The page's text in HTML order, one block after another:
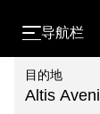
导航栏
目的地
Altis